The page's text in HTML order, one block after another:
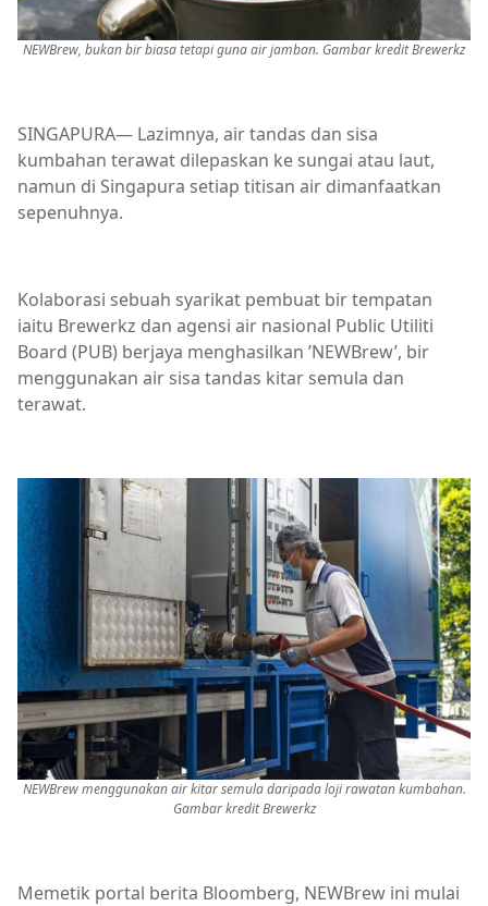
NEWBrew, bukan bir biasa tetapi guna air jamban. Gambar kredit Brewerkz
SINGAPURA— Lazimnya, air tandas dan sisa
kumbahan terawat dilepaskan ke sungai atau laut,
namun di Singapura setiap titisan air dimanfaatkan
sepenuhnya.
Kolaborasi sebuah syarikat pembuat bir tempatan
iaitu Brewerkz dan agensi air nasional Public Utiliti
Board (PUB) berjaya menghasilkan ’NEWBrew’, bir
menggunakan air sisa tandas kitar semula dan
terawat.
NEWBrew menggunakan air kitar semula daripada loji rawatan kumbahan.
Gambar kredit Brewerkz
Memetik portal berita Bloomberg, NEWBrew ini mulai